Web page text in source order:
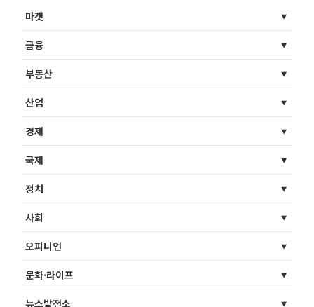
마켓
금융
부동산
산업
경제
국제
정치
사회
오피니언
문화·라이프
뉴스발전소